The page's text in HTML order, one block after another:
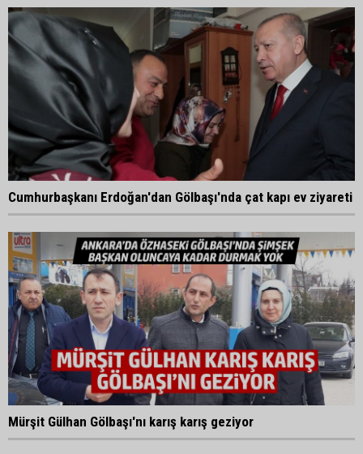
Cumhurbaşkanı Erdoğan'dan Gölbaşı'nda çat kapı ev ziyareti
Mürşit Gülhan Gölbaşı'nı karış karış geziyor